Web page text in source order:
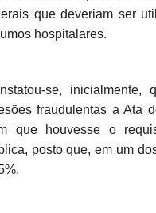
que deveriam ser
hospitalares.
se,
fraudulentas a Ata
que houvesse o
posto que, em um